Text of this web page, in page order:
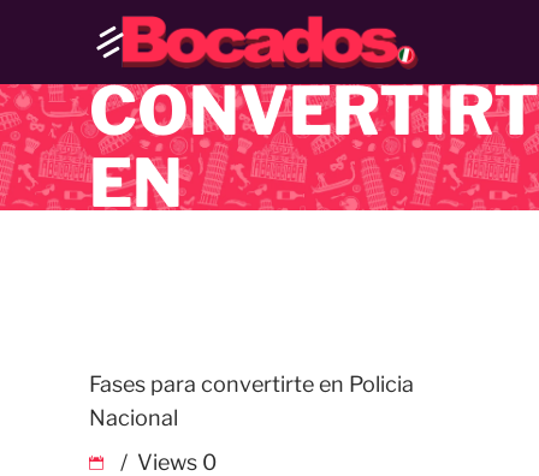
PARA
EN
Fases para convertirte en Policia
Nacional
Views 0